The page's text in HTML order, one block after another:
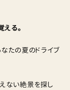
る。
たの夏のドライブ
ない絶景を探し